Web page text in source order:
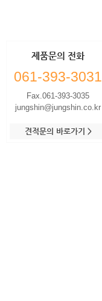
제품문의 전화
061-393-3031
Fax.061-393-3035
jungshin@jungshin.co.kr
견적문의 바로가기 >